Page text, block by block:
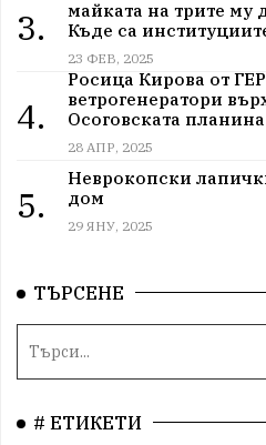
3.
майката на трите му
Къде са
23 ФЕВ, 2025
4.
Росица Кирова от
ветрогенератори
Осоговската
28 АПР, 2025
5.
Неврокопски
дом
29 ЯНУ, 2025
ТЪРСЕНЕ
# ЕТИКЕТИ